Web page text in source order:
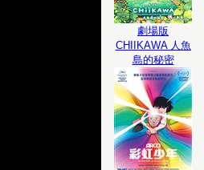
劇場版
CHIIKAWA 人魚
島的秘密